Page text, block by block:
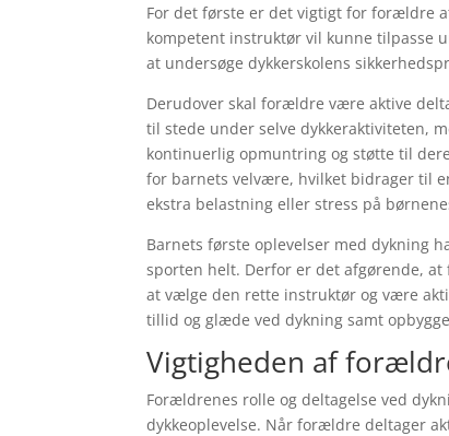
For det første er det vigtigt for forældre
kompetent instruktør vil kunne tilpasse
at undersøge dykkerskolens
Derudover skal forældre være aktive
til stede under selve dykkeraktiviteten,
kontinuerlig opmuntring og støtte til
for barnets velvære, hvilket bidrager til
ekstra belastning eller stress på
Barnets første oplevelser med dykning
sporten helt. Derfor er det afgørende,
at vælge den rette instruktør og være
tillid og glæde ved dykning samt
Vigtigheden af
Forældrenes rolle og deltagelse ved
dykkeoplevelse. Når forældre deltager